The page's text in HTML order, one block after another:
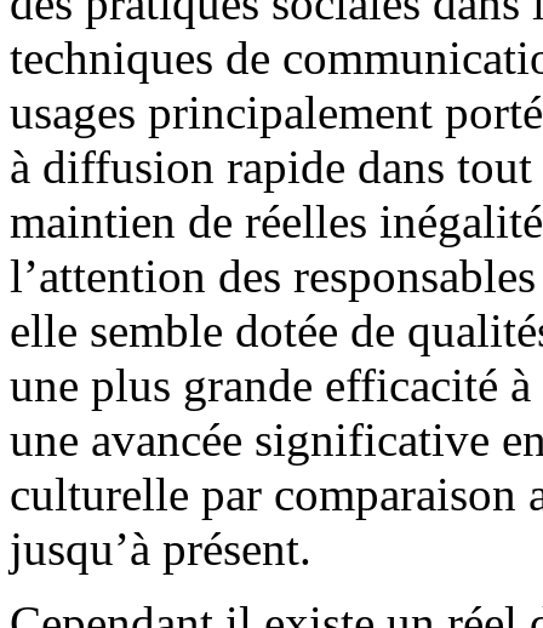
techniques de
usages principalement
à diffusion rapide dans
maintien de réelles
l’attention des
elle semble dotée de
une plus grande efficacité
une avancée significative
culturelle par comparaison
jusqu’à présent.